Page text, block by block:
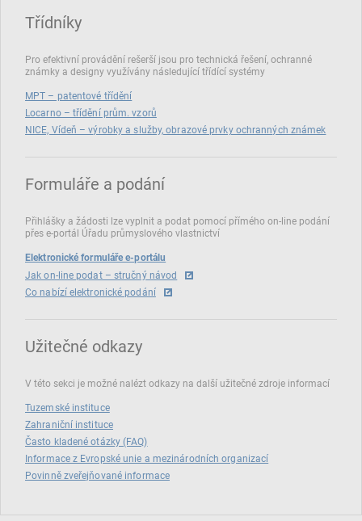
Třídníky
Pro efektivní provádění rešerší jsou pro technická řešení, ochranné
známky a designy využívány následující třídící systémy
MPT – patentové třídění
Locarno – třídění prům. vzorů
NICE, Vídeň – výrobky a služby, obrazové prvky ochranných známek
Formuláře a podání
Přihlášky a žádosti lze vyplnit a podat pomocí přímého on‑line podání
přes e‑portál Úřadu průmyslového vlastnictví
Elektronické formuláře e-portálu
Jak on-line podat – stručný návod
Co nabízí elektronické podání
Užitečné odkazy
V této sekci je možné nalézt odkazy na další užitečné zdroje informací
Tuzemské instituce
Zahraniční instituce
Často kladené otázky (FAQ)
Informace z Evropské unie a mezinárodních organizací
Povinně zveřejňované informace